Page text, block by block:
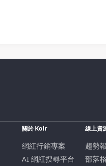
關於 Kolr
網紅行銷專案
AI 網紅搜尋平台
線上資
趨勢
部落格